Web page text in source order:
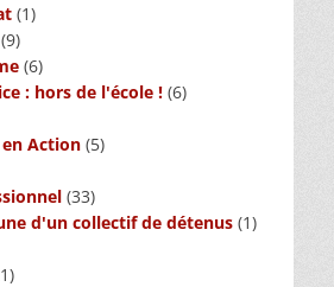
(1)
(9)
(6)
: hors de l'école ! (6)
en Action (5)
(33)
d'un collectif de détenus (1)